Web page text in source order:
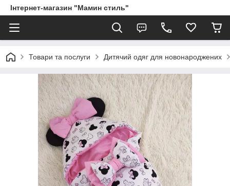
Інтернет-магазин "Мамин стиль"
Товари та послуги Дитячий одяг для новонароджених